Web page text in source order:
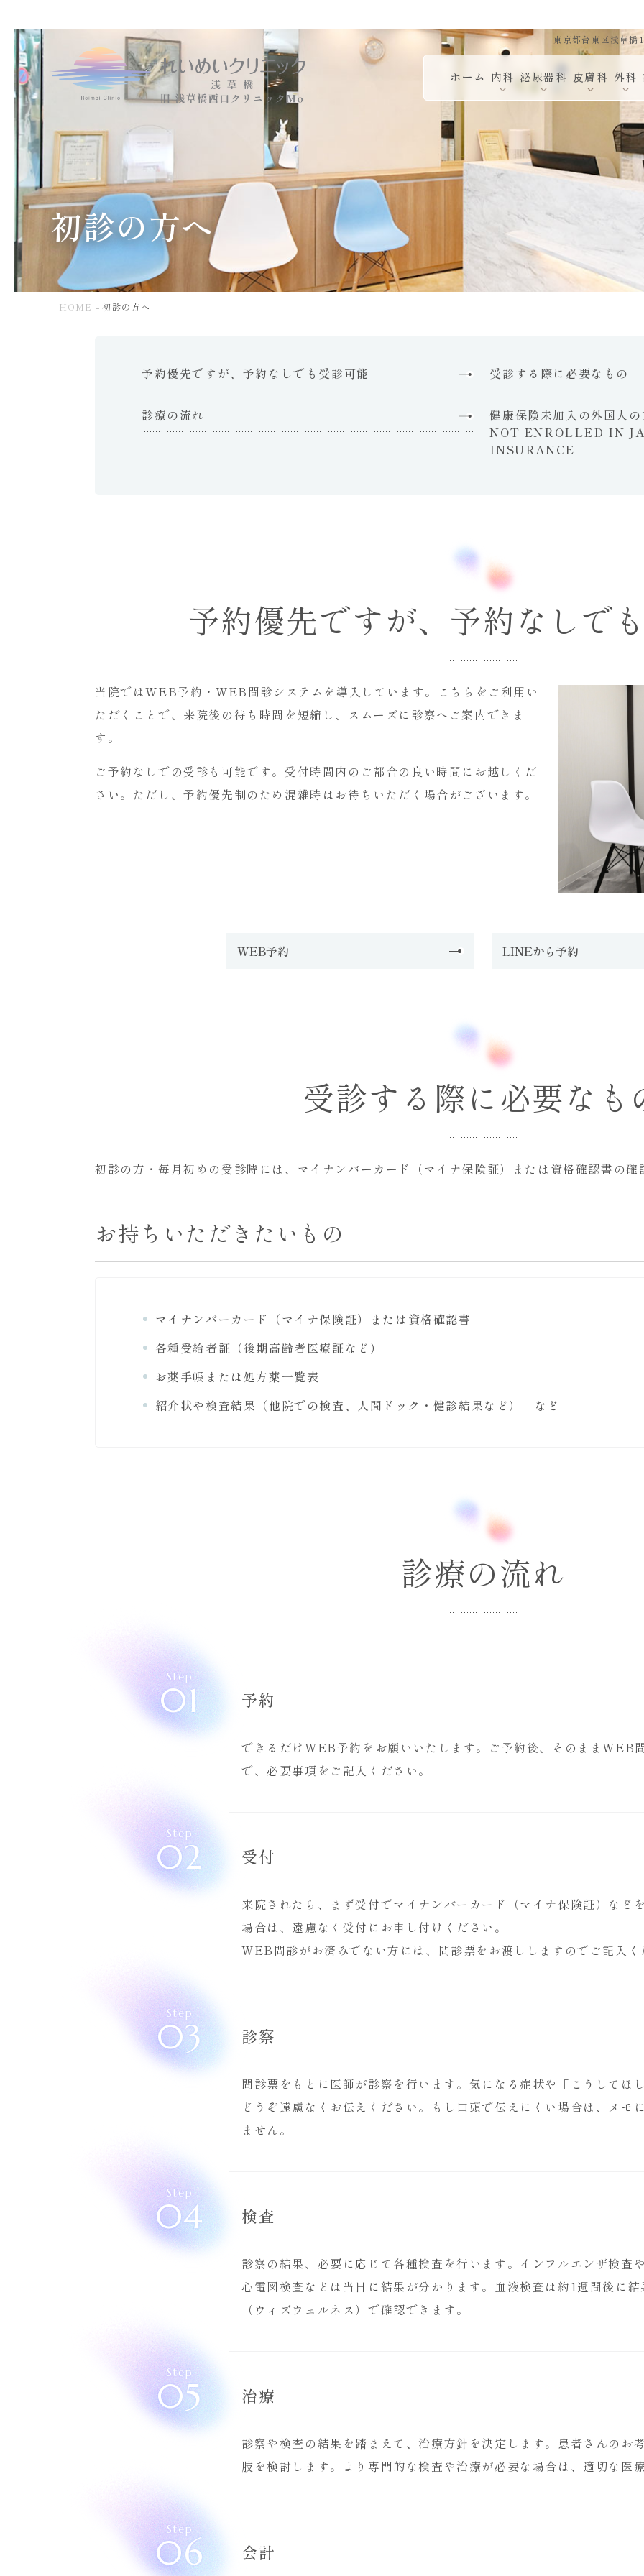
の
｜
浅
草
橋・
秋
葉
原・
東
本
の
東京都台東区浅草橋
ホーム 内科 泌尿器科 ⽪膚科 外科
初診の方へ
HOME 初診の方へ
予約優先ですが、予約なしでも受診可能 受診する際に必要なもの
診療の流れ
健康保険未加入の外国人
NOT ENROLLED IN
INSURANCE
予約優先ですが、予約なしで
当院ではWEB予約・WEB問診システムを導入しています。こちらをご利用い
ただくことで、来院後の待ち時間を短縮し、スムーズに診察へご案内できま
す。
ご予約なしでの受診も可能です。受付時間内のご都合の良い時間にお越しくだ
さい。ただし、予約優先制のため混雑時はお待ちいただく場合がございます。
WEB予約 LINEから予約
受診する際に必要なも
初診の方・毎月初めの受診時には、マイナンバーカード（マイナ保険証）または資格確認書の確
お持ちいただきたいもの
マイナンバーカード（マイナ保険証）または資格確認書
各種受給者証（後期高齢者医療証など）
お薬手帳または処方薬一覧表
紹介状や検査結果（他院での検査、人間ドック・健診結果など） など
診療の流れ
Step
01 予約
できるだけWEB予約をお願いいたします。ご予約後、そのままWEB
で、必要事項をご記入ください。
Step
02 受付
来院されたら、まず受付でマイナンバーカード（マイナ保険証）など
場合は、遠慮なく受付にお申し付けください。
WEB問診がお済みでない方には、問診票をお渡ししますのでご記入く
Step
03 診察
問診票をもとに医師が診察を行います。気になる症状や「こうしてほ
どうぞ遠慮なくお伝えください。もし口頭で伝えにくい場合は、メモ
ません。
Step
04 検査
診察の結果、必要に応じて各種検査を行います。インフルエンザ検査
心電図検査などは当日に結果が分かります。血液検査は約1週間後に
（ウィズウェルネス）で確認できます。
Step
05 治療
診察や検査の結果を踏まえて、治療方針を決定します。患者さんのお
肢を検討します。より専門的な検査や治療が必要な場合は、適切な医
Step
06 会計